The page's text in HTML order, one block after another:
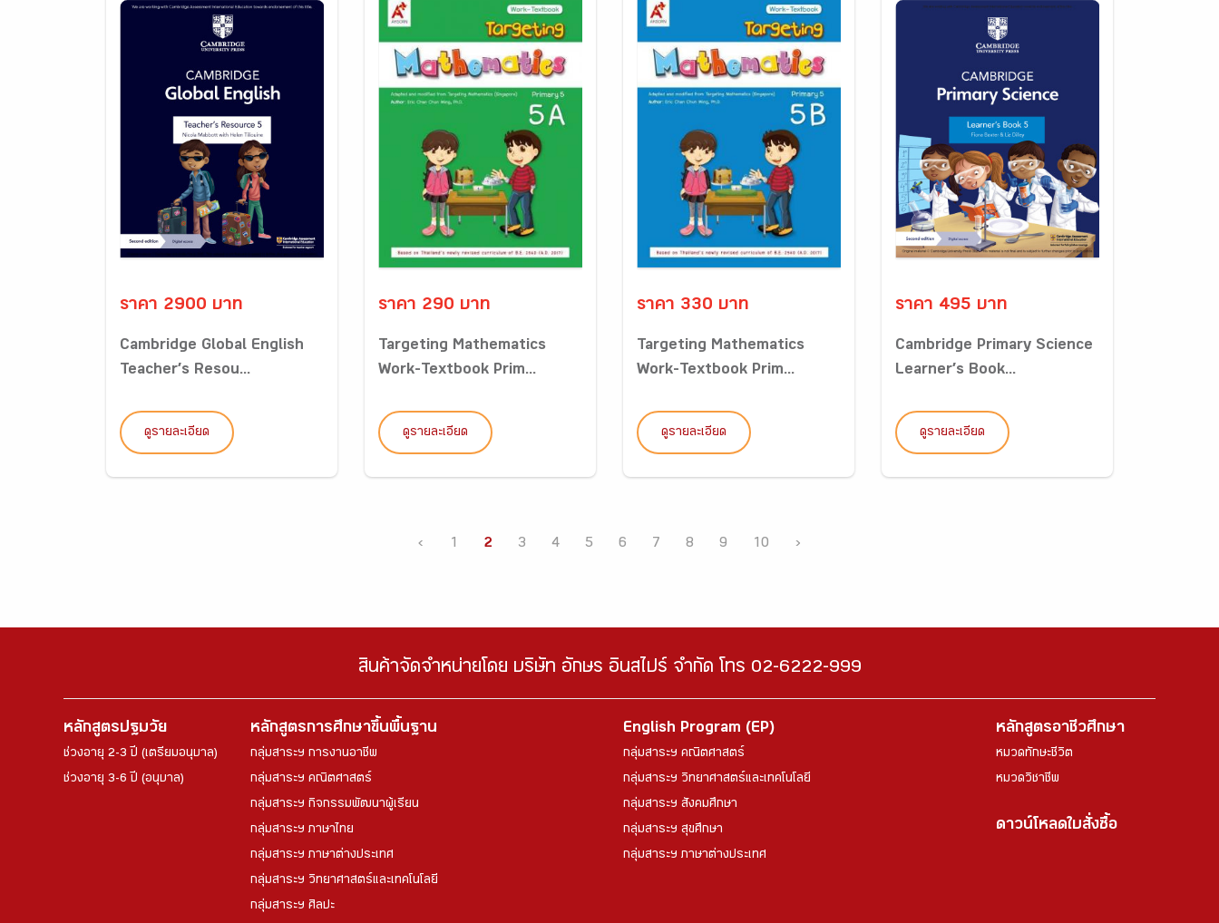
ราคา 2900 บาท
Cambridge Global English
Teacher’s Resou...
ดูรายละเอียด
ราคา 290 บาท
Targeting Mathematics
Work-Textbook Prim...
ดูรายละเอียด
ราคา 330 บาท
Targeting Mathematics
Work-Textbook Prim...
ดูรายละเอียด
ราคา 495 บาท
Cambridge Primary Science
Learner’s Book...
ดูรายละเอียด
‹ 1 2 3 4 5 6 7 8 9 10 ›
สินค้าจัดจำหน่ายโดย บริษัท อักษร อินสไปร์ จำกัด โทร 02-6222-999
หลักสูตรปฐมวัย
ช่วงอายุ 2-3 ปี (เตรียมอนุบาล)
ช่วงอายุ 3-6 ปี (อนุบาล)
หลักสูตรการศึกษาขึ้นพื้นฐาน
กลุ่มสาระฯ การงานอาชีพ
กลุ่มสาระฯ คณิตศาสตร์
กลุ่มสาระฯ กิจกรรมพัฒนาผู้เรียน
กลุ่มสาระฯ ภาษาไทย
กลุ่มสาระฯ ภาษาต่างประเทศ
กลุ่มสาระฯ วิทยาศาสตร์และเทคโนโลยี
กลุ่มสาระฯ ศิลปะ
English Program (EP)
กลุ่มสาระฯ คณิตศาสตร์
กลุ่มสาระฯ วิทยาศาสตร์และเทคโนโลยี
กลุ่มสาระฯ สังคมศึกษา
กลุ่มสาระฯ สุขศึกษา
กลุ่มสาระฯ ภาษาต่างประเทศ
หลักสูตรอาชีวศึกษา
หมวดทักษะชีวิต
หมวดวิชาชีพ
ดาวน์โหลดใบสั่งซื้อ